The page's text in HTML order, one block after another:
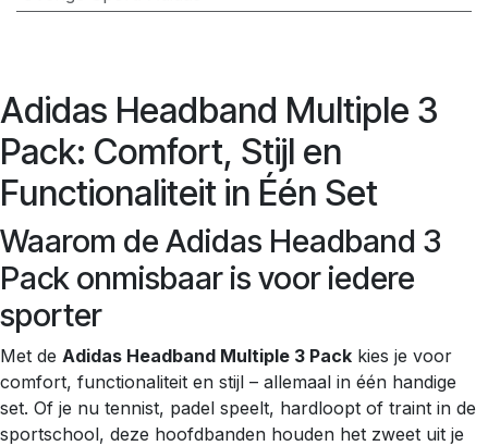
Adidas Headband Multiple 3
Pack: Comfort, Stijl en
Functionaliteit in Één Set
Waarom de Adidas Headband 3
Pack onmisbaar is voor iedere
sporter
Met de Adidas Headband Multiple 3 Pack kies je voor
comfort, functionaliteit en stijl – allemaal in één handige
set. Of je nu tennist, padel speelt, hardloopt of traint in de
sportschool, deze hoofdbanden houden het zweet uit je